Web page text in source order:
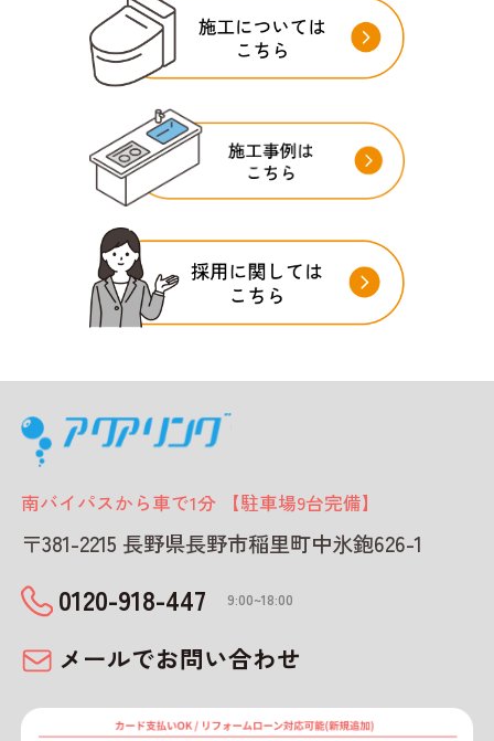
南バイパスから車で1分 【駐車場9台完備】
〒381-2215 長野県長野市稲里町中氷鉋626-1
0120-918-447 9:00~18:00
メールでお問い合わせ